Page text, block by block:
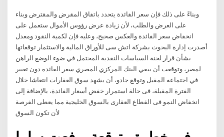
وبناءً على ذلك فإن سعر الفائدة يتحدد باتفاق المقرض والمقترض وبناء
على العرض والطلب، لأن زيادة عرض رؤوس الأموال ستعمل على
انخفاض سعر الفائدة والعكس صحيح، وعليه فإن لكمية النقود ومعدل
أصدرت إدارة البحوث بشركة اتش سى للأوراق المالية والاستثمار توقعاتها
بشأن قرار لجنة السياسات النقدية المحتمل في ضوء الوضع الراهن
لمصر، وتوقعت أن يبقي البنك المركزي المصري سعر الفائدة دون تغيير
في اجتماعه المقبل وتوقع جادو، أن يشهد سوق العقارات انتعاشا خلال
الفترة المقبلة، فى حالة استمرار خفض أسعار الفائدة، بالإضافة إلى
انخفاض النمو فى القطاع العقارى بالسوق الخليجية مما يعطى الفرصة
لأن تكون السوق